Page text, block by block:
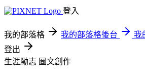
登入
我的部落格 我的部落格後台
我
登出
生涯勵志 圖文創作